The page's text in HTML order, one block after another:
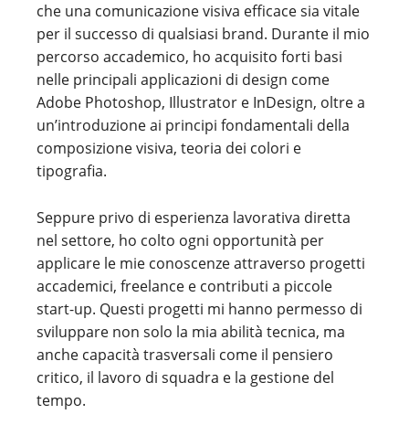
che una comunicazione visiva efficace sia vitale
per il successo di qualsiasi brand. Durante il mio
percorso accademico, ho acquisito forti basi
nelle principali applicazioni di design come
Adobe Photoshop, Illustrator e InDesign, oltre a
un’introduzione ai principi fondamentali della
composizione visiva, teoria dei colori e
tipografia.
Seppure privo di esperienza lavorativa diretta
nel settore, ho colto ogni opportunità per
applicare le mie conoscenze attraverso progetti
accademici, freelance e contributi a piccole
start-up. Questi progetti mi hanno permesso di
sviluppare non solo la mia abilità tecnica, ma
anche capacità trasversali come il pensiero
critico, il lavoro di squadra e la gestione del
tempo.